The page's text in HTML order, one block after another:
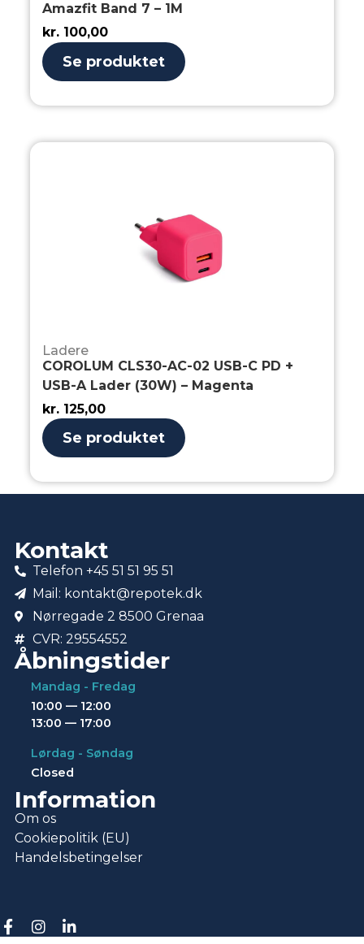
Amazfit Band 7 – 1M
kr. 100,00
Se produktet
Ladere
COROLUM CLS30-AC-02 USB-C PD +
USB-A Lader (30W) – Magenta
kr. 125,00
Se produktet
Kontakt
Telefon +45 51 51 95 51
Mail: kontakt@repotek.dk
Nørregade 2 8500 Grenaa
CVR: 29554552
Åbningstider
Mandag - Fredag
10:00 — 12:00
13:00 — 17:00
Lørdag - Søndag
Closed
Information
Om os
Cookiepolitik (EU)
Handelsbetingelser